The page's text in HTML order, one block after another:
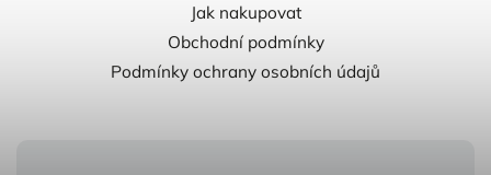
Jak nakupovat
Obchodní podmínky
Podmínky ochrany osobních údajů